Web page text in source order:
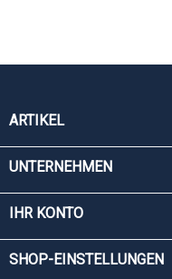
ARTIKEL
UNTERNEHMEN
IHR KONTO
SHOP-EINSTELLUNGEN